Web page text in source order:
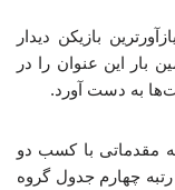
عنوان امتیازآورترین بازیکن دیدار
بار این عنوان را در
به دست آورد.
مقدماتی با کسب دو
و هنگ کنگ و ۶ امتیاز در رتبه چهارم جدول گروه